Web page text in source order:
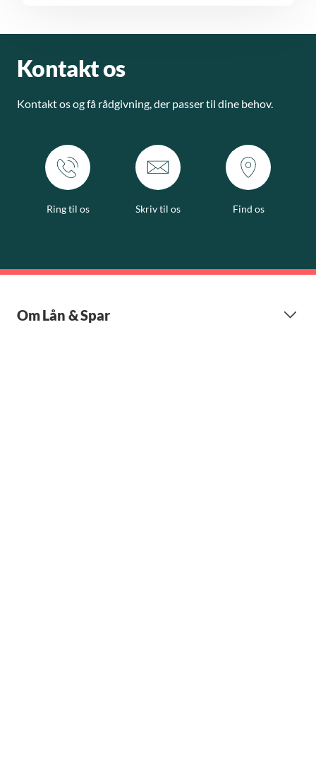
Kontakt os
Kontakt os og få rådgivning, der passer til dine behov.
Ring til os Skriv til os Find os
Om Lån & Spar